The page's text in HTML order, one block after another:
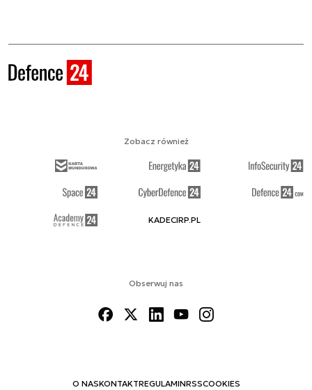
Obserwuj nas
O NASKONTAKTREGULAMINRSSCOOKIES
Zobacz również
KADECIRP.PL